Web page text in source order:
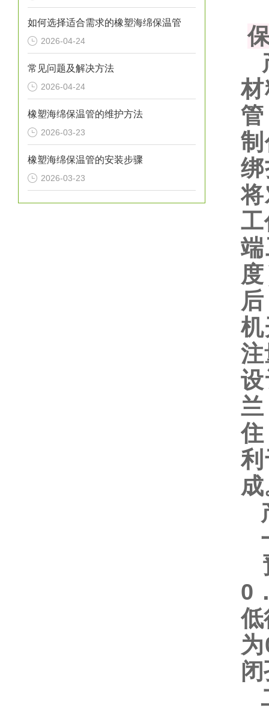
如何选择适合需求的橡塑海绵保温管
2026-04-24
常见问题及解决方法
2026-04-24
橡塑海绵保温管的维护方法
2026-03-23
橡塑海绵保温管的安装步骤
2026-03-23
管
工
0
低